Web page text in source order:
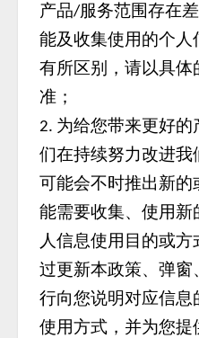
产品/服务范围存在
能及收集使用的个
有所区别，请以具体
准；
2. 为给您带来更好
们在持续努力改进我
可能会不时推出新
能需要收集、使用
人信息使用目的或
过更新本政策、弹窗
行向您说明对应信息
使用方式，并为您